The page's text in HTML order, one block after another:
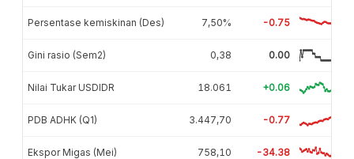
Persentase kemiskinan (Des) 7,50% -0.75
Gini rasio (Sem2) 0,38 0.00
Nilai Tukar USDIDR 18.061 +0.06
PDB ADHK (Q1) 3.447,70 -0.77
Ekspor Migas (Mei) 758,10 -34.38